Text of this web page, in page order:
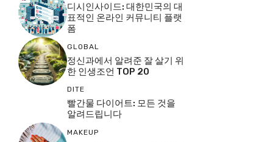
디시인사이드: 대한민국의 대
표적인 온라인 커뮤니티 플랫
폼
GLOBAL
정신과에서 알려준 잘 살기 위
한 인생조언 TOP 20
DITE
빨간물 다이어트: 모든 것을
알려드립니다
MAKEUP